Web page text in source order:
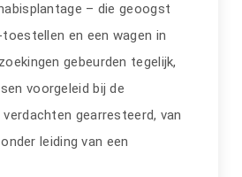
– die geoogst
en een wagen in
gebeurden tegelijk,
voorgeleid bij de
gearresteerd, van
leiding van een